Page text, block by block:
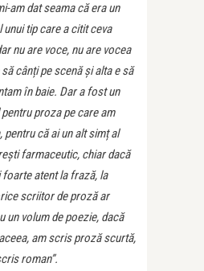
am dat seama că era un
unui tip care a citit ceva
nu are voce, nu are vocea
cânți pe scenă și alta e să
în baie. Dar a fost un
proza pe care am
pentru că ai un alt simț al
farmaceutic, chiar dacă
atent la frază, la
scriitor de proză ar
un volum de poezie, dacă
am scris proză scurtă,
roman”.